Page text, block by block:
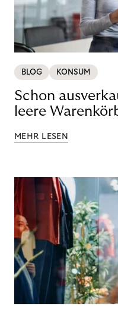
BLOG KONSUM
Schon
leere
MEHR LESEN